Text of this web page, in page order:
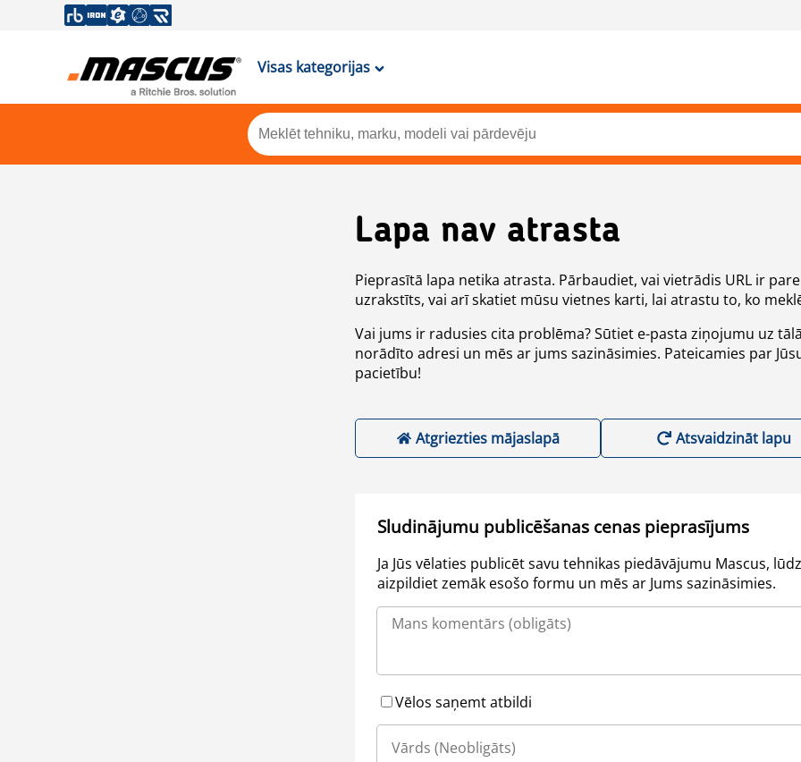
Visas kategorijas
Lapa nav atrasta
Pieprasītā lapa netika atrasta. Pārbaudiet, vai vietrādis URL ir
uzrakstīts, vai arī skatiet mūsu vietnes karti, lai atrastu to, ko
Vai jums ir radusies cita problēma? Sūtiet e-pasta ziņojumu uz
norādīto adresi un mēs ar jums sazināsimies. Pateicamies par
pacietību!
Atgriezties mājaslapā Atsvaidzināt lapu
Sludinājumu publicēšanas cenas pieprasījums
Ja Jūs vēlaties publicēt savu tehnikas piedāvājumu Mascus,
aizpildiet zemāk esošo formu un mēs ar Jums sazināsimies.
Vēlos saņemt atbildi